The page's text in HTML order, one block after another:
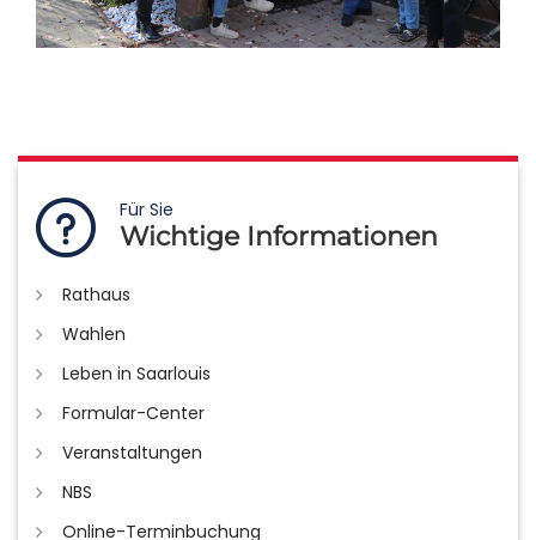
Für Sie
Wichtige Informationen
Rathaus
Wahlen
Leben in Saarlouis
Formular-Center
Veranstaltungen
NBS
Online-Terminbuchung